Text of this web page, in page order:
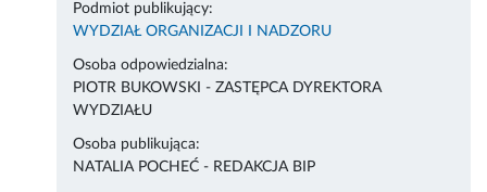
Podmiot publikujący:
WYDZIAŁ ORGANIZACJI I NADZORU
Osoba odpowiedzialna:
PIOTR BUKOWSKI - ZASTĘPCA DYREKTORA
WYDZIAŁU
Osoba publikująca:
NATALIA POCHEĆ - REDAKCJA BIP